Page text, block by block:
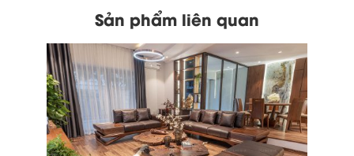
Sản phẩm liên quan